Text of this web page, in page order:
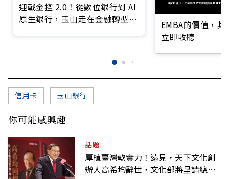
迎戰金控 2.0！從數位銀行到 AI
原生銀行，玉山走在金融轉型最
EMBA的價值，
立即收聽
信用卡 玉山銀行
你可能感興趣
話題
厚植臺灣軟實力！遠見‧天下文化創
辦人高希均辭世，文化部將呈請總統